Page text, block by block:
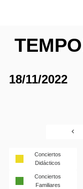
18/11/2022
Conciertos
Didácticos
Conciertos
Familiares